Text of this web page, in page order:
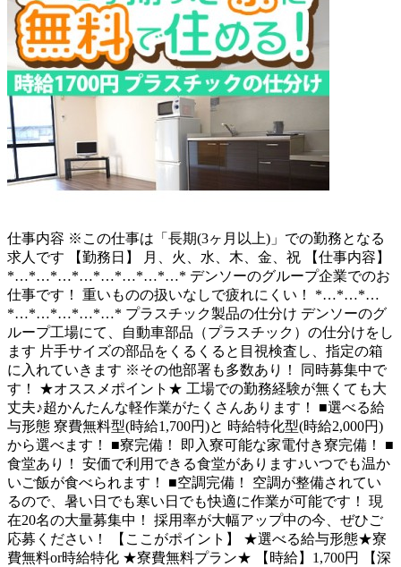
仕事内容 ※この仕事は「長期(3ヶ月以上)」での勤務となる
求人です 【勤務日】 月、火、水、木、金、祝 【仕事内容】
*…*…*…*…*…*…*…*…* デンソーのグループ企業でのお
仕事です！ 重いものの扱いなしで疲れにくい！ *…*…*…
*…*…*…*…*…* プラスチック製品の仕分け デンソーのグ
ループ工場にて、自動車部品（プラスチック）の仕分けをし
ます 片手サイズの部品をくるくると目視検査し、指定の箱
に入れていきます ※その他部署も多数あり！ 同時募集中で
す！ ★オススメポイント★ 工場での勤務経験が無くても大
丈夫♪超かんたんな軽作業がたくさんあります！ ■選べる給
与形態 寮費無料型(時給1,700円)と 時給特化型(時給2,000円)
から選べます！ ■寮完備！ 即入寮可能な家電付き寮完備！ ■
食堂あり！ 安価で利用できる食堂があります♪いつでも温か
いご飯が食べられます！ ■空調完備！ 空調が整備されてい
るので、暑い日でも寒い日でも快適に作業が可能です！ 現
在20名の大量募集中！ 採用率が大幅アップ中の今、ぜひご
応募ください！ 【ここがポイント】 ★選べる給与形態★寮
費無料or時給特化 ★寮費無料プラン★ 【時給】1,700円 【深